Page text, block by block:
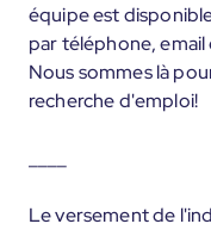
équipe est
par téléphone,
Nous sommes là
recherche d'emploi!
Le versement de